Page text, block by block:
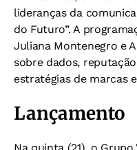
lideranças da
do Futuro”. A
Juliana Montenegro e
sobre dados,
estratégias de marcas
Lançamento